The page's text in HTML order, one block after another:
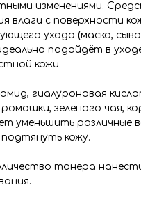
изменениями.
влаги с поверхности
ухода (маска,
подойдёт в
кожи.
гиалуроновая
зелёного чая,
уменьшить различные
кожу.
тонера